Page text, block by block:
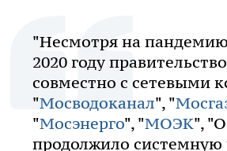
"Несмотря на
2020 году
совместно с сетевыми
"Мосводоканал", "
"Мосэнерго", "МОЭК",
продолжило системную